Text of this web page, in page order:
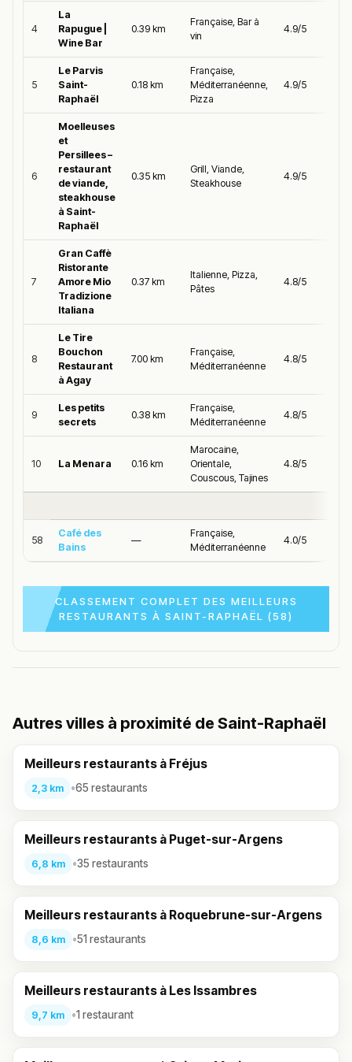
4
La
Rapugue |
Wine Bar
0.39 km
Française, Bar à
vin
4.9/5
5
Le Parvis
Saint-
Raphaël
0.18 km
Française,
Méditerranéenne,
Pizza
4.9/5
6
Moelleuses
et
Persillees –
restaurant
de viande,
steakhouse
à Saint-
Raphaël
0.35 km
Grill, Viande,
Steakhouse
4.9/5
7
Gran Caffè
Ristorante
Amore Mio
Tradizione
Italiana
0.37 km
Italienne, Pizza,
Pâtes
4.8/5
8
Le Tire
Bouchon
Restaurant
à Agay
7.00 km
Française,
Méditerranéenne
4.8/5
9
Les petits
secrets
0.38 km
Française,
Méditerranéenne
4.8/5
10 La Menara 0.16 km
Marocaine,
Orientale,
Couscous, Tajines
4.8/5
58
Café des
Bains
—
Française,
Méditerranéenne
4.0/5
CLASSEMENT COMPLET DES MEILLEURS
RESTAURANTS À SAINT-RAPHAËL (58)
Autres villes à proximité de Saint-Raphaël
Meilleurs restaurants à Fréjus
2,3 km •65 restaurants
Meilleurs restaurants à Puget-sur-Argens
6,8 km •35 restaurants
Meilleurs restaurants à Roquebrune-sur-Argens
8,6 km •51 restaurants
Meilleurs restaurants à Les Issambres
9,7 km •1 restaurant